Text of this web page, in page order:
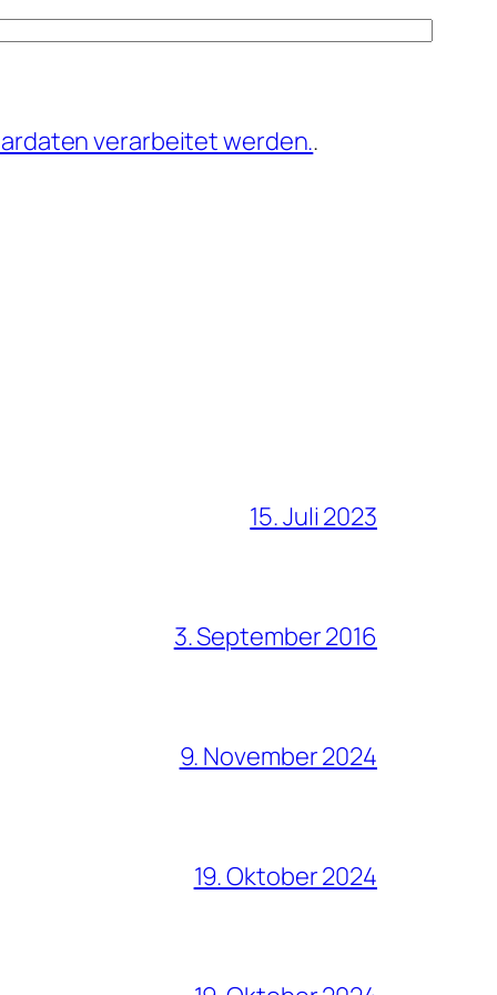
verarbeitet werden..
15. Juli 2023
3. September 2016
9. November 2024
19. Oktober 2024